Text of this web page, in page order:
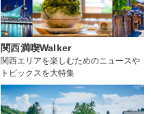
関西満喫Walker
関西エリアを楽しむためのニュースや
トピックスを大特集